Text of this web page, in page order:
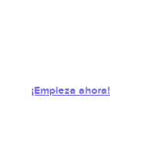
¡Empieza ahora!